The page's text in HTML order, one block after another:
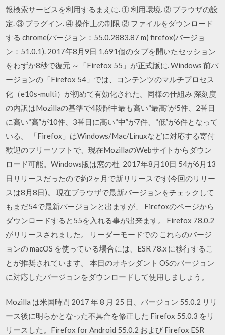
報検索サービスを利用するまえに. ① 利用環境. ② ブラウザの設
定. ③ プラグイン. ④ 操作上の制限 ② ファイルをダウンロード
する chrome(バージョン：55.0.2883.87 m) firefox(バージョ
ン：51.0.1). 2017年8月9日 1,691個のタブを開いたセッション
をわずか8秒で復元 ～「Firefox 55」が正式版に. Windows 前バ
ージョンの「Firefox 54」では、コンテンツのマルチプロセス
化（e10s-multi）が初めて有効化された。同様の仕組み 深刻度
の内訳はMozillaの基準で4段階中最も高い“最高”が5件、2番目
に高い“高”が10件、3番目に高い“中”が7件、“低”が6件となって
いる。 「Firefox」はWindows/Mac/Linuxなどに対応する寄付
歓迎のフリーソフトで、現在MozillaのWebサイトからダウン
ロード可能。Windows版は窓の杜 2017年8月10日 54が6月13
日リリースだったので約2ヶ月で新リリースです(今回のリリー
スは8月8日)。 現在ブラウザで最新バージョンをチェックして
もまだ54で最新バージョンと出ますが、 Firefoxのページから
ダウンロードすると55を入れる事が出来ます。 Firefox 78.0.2
がリリースされました。 リーダーモードでの これらのバージ
ョンの macOS を使っている場合には、ESR 78.x に移行するこ
とが推奨されています。 本日のオキシダント OSのバージョン
に対応したバージョンをダウンロードして使用しましょう。
Mozilla は米国時間 2017 年 8 月 25 日、バージョン 55.0.2 リリ
ース後に明らかとなった不具合を修正した Firefox 55.0.3 をリ
リースした。Firefox for Android 55.0.2 および Firefox ESR